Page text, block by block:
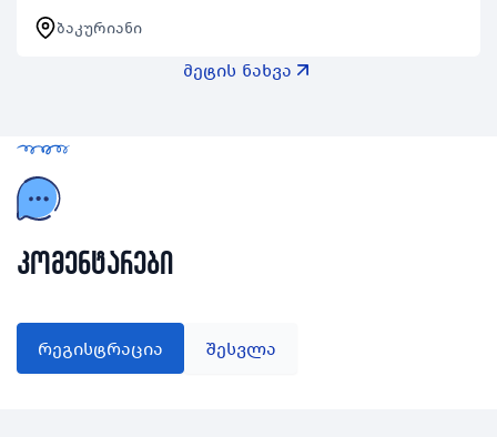
აგვისტოდან 3 სექტემბრის შუალედში
ჩატარდება ახალგაზრდა მოხალისეთა
ბანაკი რომელიც აქტიურ…
ბაკურიანი
მეტის ნახვა
კომენტარები
რეგისტრაცია შესვლა